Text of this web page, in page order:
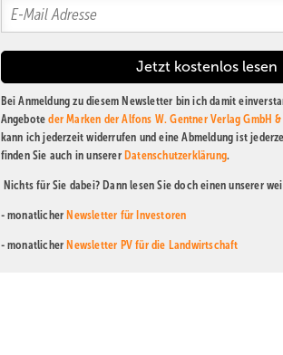
Bei Anmeldung zu diesem Newsletter bin ich damit
Angeboteder Marken der Alfons W. Gentner Verlag GmbH
kann ich jederzeit widerrufen und eine Abmeldung ist
finden Sie auch in unserer Datenschutzerklärung.
Nichts für Sie dabei? Dann lesen Sie doch einen unserer
- monatlicher Newsletter für Investoren
- monatlicher Newsletter PV für die Landwirtschaft